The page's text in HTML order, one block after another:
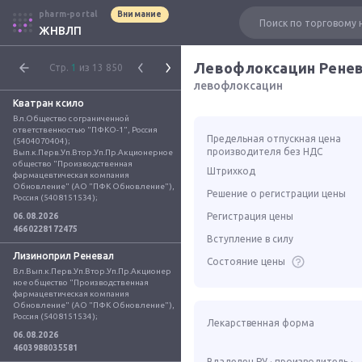
pharm-portal Внимание
ЖНВЛП
Стр. 1 из 13 850
Кватран ксило
Вл.Общество с ограниченной
ответственностью "ПФКО-1", Россия
(5404070404);
Вып.к.Перв.Уп.Втор.Уп.Пр.Акционерное
общество "Производственная
фармацевтическая компания
Обновление" (АО "ПФК Обновление"),
Россия (5408151534);
06.08.2026
4660228172475
Лизиноприл Реневал
Вл.Вып.к.Перв.Уп.Втор.Уп.Пр.Акционер
ное общество "Производственная
фармацевтическая компания
Обновление" (АО "ПФК Обновление"),
Россия (5408151534);
06.08.2026
4603988035581
Левофлоксацин
левофлоксацин
Предельная отпускная цена
производителя без НДС
Штрихкод
Решение о регистрации цены
Регистрация цены
Вступление в силу
Состояние цены
Лекарственная форма